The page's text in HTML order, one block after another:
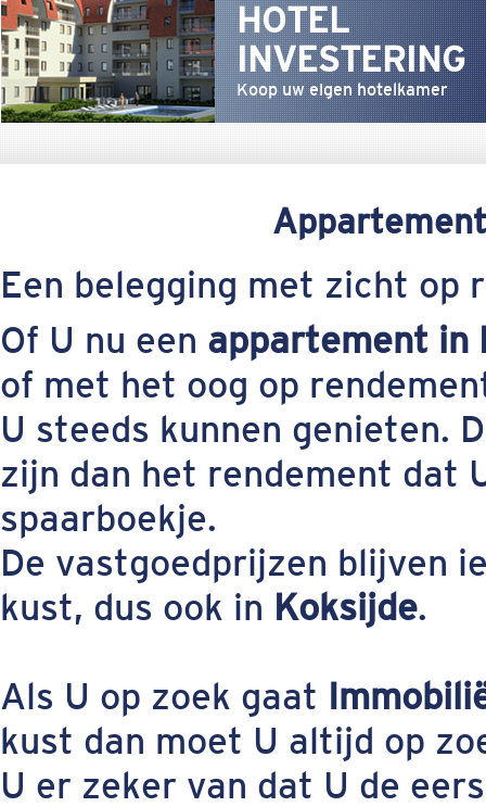
HOTEL
INVESTERING
Koop uw eigen hotelkamer
Een belegging met zicht op
Of U nu een appartement in
of met het oog op
U steeds kunnen genieten.
zijn dan het rendement dat
spaarboekje.
De vastgoedprijzen blijven
kust, dus ook in Koksijde.
Als U op zoek gaat
kust dan moet U altijd op
U er zeker van dat U de